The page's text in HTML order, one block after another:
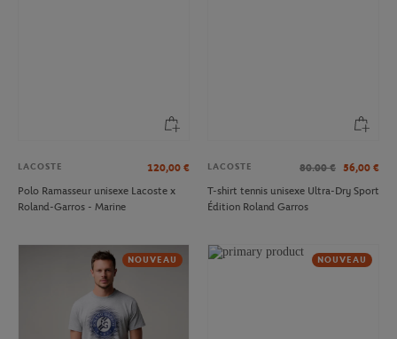
LACOSTE 120,00 €
Polo Ramasseur unisexe Lacoste x
Roland-Garros - Marine
LACOSTE 80.00 € 56,00 €
T-shirt tennis unisexe Ultra-Dry Sport
Édition Roland Garros
NOUVEAU NOUVEAU